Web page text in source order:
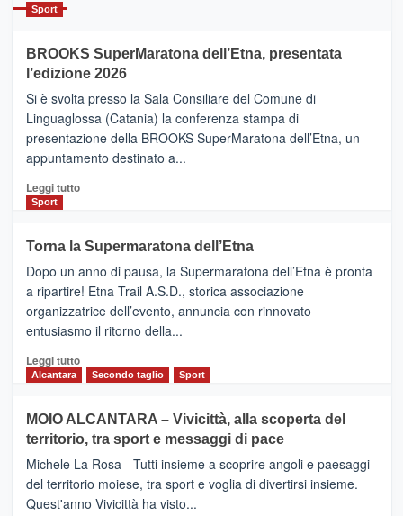
con
la
Al
via
i
collegamenti
Sport
BROOKS SuperMaratona dell’Etna, presentata
l’edizione 2026
Si è svolta presso la Sala Consiliare del Comune di
Linguaglossa (Catania) la conferenza stampa di
presentazione della BROOKS SuperMaratona dell’Etna, un
appuntamento destinato a...
Leggi tuttoLeggi
BROOKS
SuperMaratona
dell’Etna,
presentata
l’edizione
2026
Sport
Torna la Supermaratona dell’Etna
Dopo un anno di pausa, la Supermaratona dell’Etna è pronta
a ripartire! Etna Trail A.S.D., storica associazione
organizzatrice dell’evento, annuncia con rinnovato
entusiasmo il ritorno della...
Leggi tuttoLeggi
Torna
la
Supermaratona
dell’Etna
Alcantara Secondo taglio Sport
MOIO ALCANTARA – Vivicittà, alla scoperta del
territorio, tra sport e messaggi di pace
Michele La Rosa - Tutti insieme a scoprire angoli e paesaggi
del territorio moiese, tra sport e voglia di divertirsi insieme.
Quest'anno Vivicittà ha visto...